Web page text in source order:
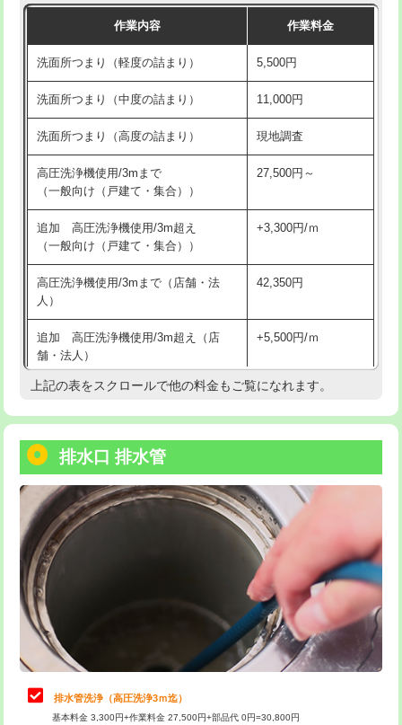
モルタル補修（厚さ10㎝まで） 27,500円
モルタル補修（厚さ10㎝超え） 38,500円
洗面台設置 38,500円
バスタブ設置 現場見積
追加人工 16,500円
廃棄・処分
※給水管工事は20mmまでの価格です。
交換・取付（その他部品） 11,000円+材料費
持込商品取付（単水栓） 13,200円
持込商品取付（混合水栓） 16,500円
持込商品取付（浄水器・分岐水栓） 16,500円
給水管工事※（ホール加工) 16,500円
給水管工事※（バンド止め)
給水管工事※（支持金具設置) 5,500円
給水管工事※（保温材使用（バンド止
め込み）)
5,500円
給水管工事※（土の掘削・埋め戻し作
業)
11,000円
給水管工事※（塩ビ管（VP・HI）使
用/3ｍまで)
用（追加）/3ｍ超え)
給水管工事※（ライニング鋼管・銅
管・ポリ管・HT管使用/3ｍまで)
44,000円
給水管工事※（ライニング鋼管・銅
管・ポリ管・HT管使用/3ｍ超え)
+8,800円
排水管工事（土の掘削・埋め戻し作
業）
11,000円~
排水管工事（排水管工事/3ｍまで） 55,000円
排水管工事（追加 排水管工事/3ｍ超
え）
作業内容 作業料金
洗面所つまり（軽度の詰まり） 5,500円
洗面所つまり（中度の詰まり） 11,000円
洗面所つまり（高度の詰まり） 現地調査
高圧洗浄機使用/3mまで
（一般向け（戸建て・集合））
27,500円～
追加 高圧洗浄機使用/3m超え
（一般向け（戸建て・集合））
+3,300円/ｍ
高圧洗浄機使用/3mまで（店舗・法
人）
42,350円
追加 高圧洗浄機使用/3m超え（店
舗・法人）
+5,500円/ｍ
高度高圧洗浄換 現地調査
トーラー機使用/3mまで
追加トーラー機使用/3m超え +3,300円
カメラ調査 33,000円
桝清掃 8,800円
止水・漏水調査・防水処理・清掃・修
理・調整・分解・加工など（軽作業）
11,000円
止水・漏水調査・防水処理・清掃・修
理・調整・分解・加工など（中作業）
22,000円
上記の表をスクロールで他の料金もご覧になれます。
排水口 排水管
排水管洗浄（高圧洗浄3ｍ迄）
基本料金 3,300円+作業料金 27,500円+部品代 0円=30,800円